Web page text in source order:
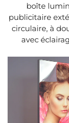
boîte
publicitaire
circulaire, à
avec